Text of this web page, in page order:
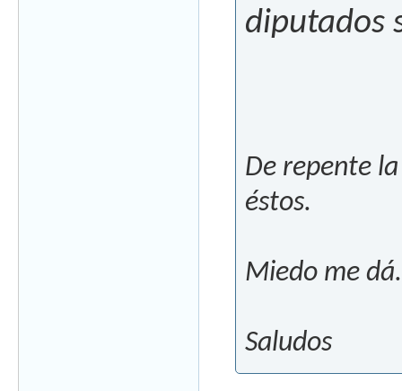
diputados
De repente
éstos.
Miedo me dá.
Saludos